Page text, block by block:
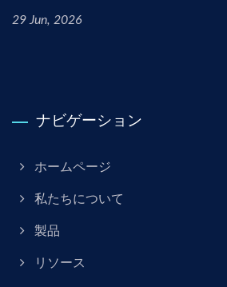
29 Jun, 2026
ナビゲーション
ホームページ
私たちについて
製品
リソース